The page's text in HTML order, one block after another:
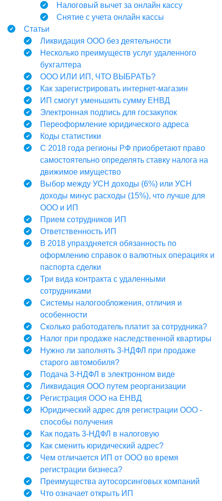
Налоговый вычет за онлайн кассу
Снятие с учета онлайн кассы
Статьи
Ликвидация ООО без деятельности
Несколько преимуществ услуг удаленного
бухгалтера
ООО ИЛИ ИП, ЧТО ВЫБРАТЬ?
Как зарегистрировать интернет-магазин
ИП смогут уменьшить сумму ЕНВД
Электронная подпись для госзакупок
Переоформление юридического адреса
Коды статистики
С 2018 года регионы РФ приобретают право
самостоятельно определять ставку налога на
движимое имущество
Выбор между УСН доходы (6%) или УСН
доходы минус расходы (15%), что лучше для
ООО и ИП
Прием сотрудников ИП
Ответственность ИП
В 2018 упраздняется обязанность по
оформлению справок о валютных операциях и
паспорта сделки
Три вида контракта с удаленными
сотрудниками
Системы налогообложения, отличия и
особенности
Сколько работодатель платит за сотрудника?
Налог при продаже наследственной квартиры
Нужно ли заполнять 3-НДФЛ при продаже
старого автомобиля?
Подача 3-НДФЛ в электронном виде
Ликвидация ООО путем реорганизации
Регистрация ООО на ЕНВД
Юридический адрес для регистрации ООО -
способы получения
Как подать 3-НДФЛ в налоговую
Как сменить юридический адрес?
Чем отличается ИП от ООО во время
регистрации бизнеса?
Преимущества аутосорсинговых компаний
Что означает открыть ИП